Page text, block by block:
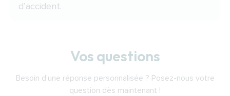
d’accident.
Vos questions
Besoin d'une réponse personnalisée ? Posez-nous votre
question dès maintenant !